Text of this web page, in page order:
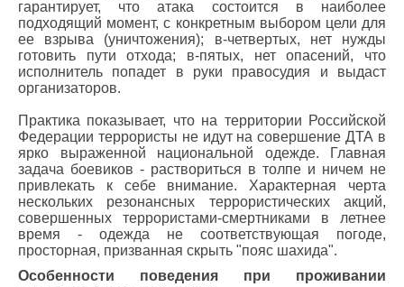
гарантирует, что атака состоится в наиболее
подходящий момент, с конкретным выбором цели для
ее взрыва (уничтожения); в-четвертых, нет нужды
готовить пути отхода; в-пятых, нет опасений, что
исполнитель попадет в руки правосудия и выдаст
организаторов.
Практика показывает, что на территории Российской
Федерации террористы не идут на совершение ДТА в
ярко выраженной национальной одежде. Главная
задача боевиков - раствориться в толпе и ничем не
привлекать к себе внимание. Характерная черта
нескольких резонансных террористических акций,
совершенных террористами-смертниками в летнее
время - одежда не соответствующая погоде,
просторная, призванная скрыть "пояс шахида".
Особенности поведения при проживании